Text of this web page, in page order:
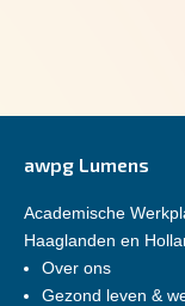
awpg Lumens
Academische
Haaglanden en
Over ons
Gezond leven &